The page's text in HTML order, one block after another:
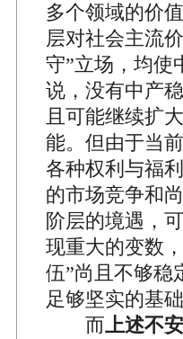
多个领域的价
层对社会主流
守”立场，均使
说，没有中产
且可能继续扩
能。但由于当
各种权利与福
的市场竞争和
阶层的境遇，
现重大的变数
伍”尚且不够稳
足够坚实的基础
而上述不